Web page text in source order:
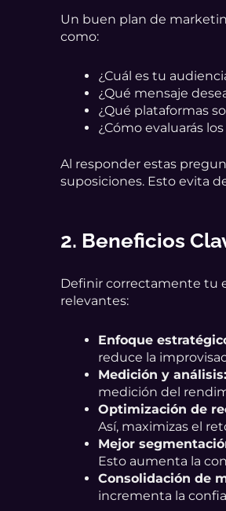
Un buen plan de
como:
¿Cuál es tu
¿Qué mensaje
¿Qué plataformas
¿Cómo evaluarás
Al responder estas
suposiciones. Esto evita
2. Beneficios
Definir correctamente tu
relevantes:
Enfoque
reduce la
Medición y análisis:
medición del
Optimización de
Así, maximizas el
Mejor
Esto aumenta la
Consolidación de
incrementa la